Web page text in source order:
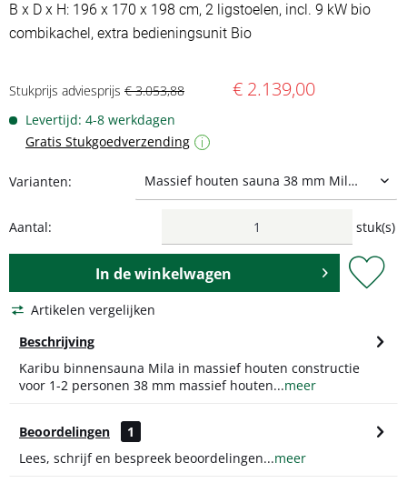
B x D x H: 196 x 170 x 198 cm, 2 ligstoelen, incl. 9 kW bio
combikachel, extra bedieningsunit Bio
Stukprijs adviesprijs € 3.053,88 € 2.139,00
Levertijd: 4-8 werkdagen
Gratis Stukgoedverzending
i
Varianten:
Aantal: stuk(s)
In dewinkelwagen
Artikelen vergelijken
Beschrijving
Karibu binnensauna Mila in massief houten constructie
voor 1-2 personen 38 mm massief houten...meer
Beoordelingen
1
Lees, schrijf en bespreek beoordelingen...meer